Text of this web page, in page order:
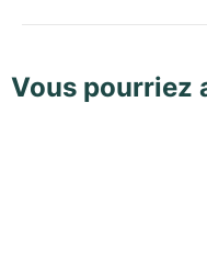
Vous pourriez